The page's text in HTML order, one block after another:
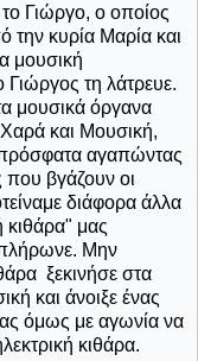
Γιώργο, ο οποίος
την κυρία Μαρία και
μουσική
τη λάτρευε.
μουσικά όργανα
και Μουσική,
πρόσφατα αγαπώντας
που βγάζουν οι
διάφορα άλλα
κιθάρα" μας
Μην
ξεκινήσε στα
και άνοιξε ένας
όμως με αγωνία να
κιθάρα.